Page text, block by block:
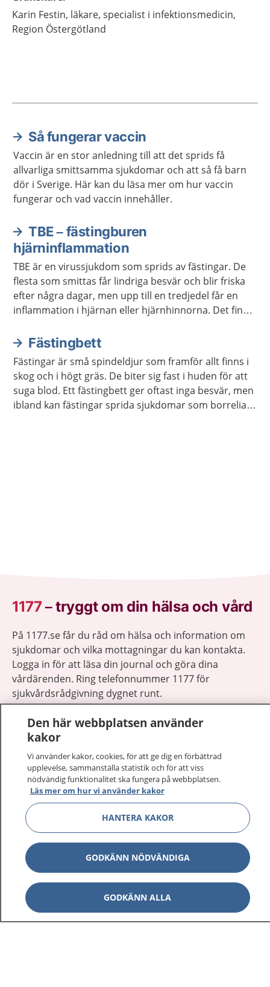
Karin Festin, läkare, specialist i infektionsmedicin,
Region Östergötland
Aktuella artiklar
Så fungerar vaccin
Vaccin är en stor anledning till att det sprids få
allvarliga smittsamma sjukdomar och att så få barn
dör i Sverige. Här kan du läsa mer om hur vaccin
fungerar och vad vaccin innehåller.
TBE – fästingburen
hjärninflammation
TBE är en virussjukdom som sprids av fästingar. De
flesta som smittas får lindriga besvär och blir friska
efter några dagar, men upp till en tredjedel får en
inflammation i hjärnan eller hjärnhinnorna. Det finns
Fästingbett
Fästingar är små spindeldjur som framför allt finns i
skog och i högt gräs. De biter sig fast i huden för att
suga blod. Ett fästingbett ger oftast inga besvär, men
ibland kan fästingar sprida sjukdomar som borrelia
1177–tryggt om din hälsa och vård
På 1177.se får du råd om hälsa och information om
sjukdomar och vilka mottagningar du kan kontakta.
Logga in för att läsa din journal och göra dina
vårdärenden. Ring telefonnummer 1177 för
sjukvårdsrådgivning dygnet runt.
1177 ger dig råd när du vill må bättre.
1177 på flera språk
Om 1177 Visa
Kontakt Visa
Behandling av personuppgifter
Den här webbplatsen använder
kakor
Vi använder kakor, cookies, för att ge dig en förbättrad
upplevelse, sammanställa statistik och för att viss
nödvändig funktionalitet ska fungera på webbplatsen.
Läs mer om hur vi använder kakor
HANTERA KAKOR
GODKÄNN NÖDVÄNDIGA
GODKÄNN ALLA